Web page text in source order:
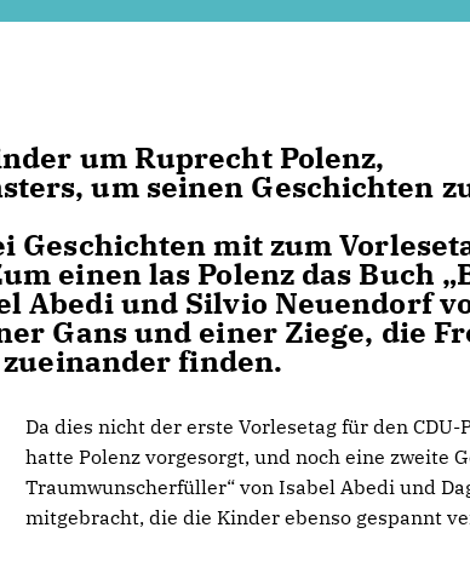
um Ruprecht Polenz,
um seinen Geschichten
Geschichten mit zum
einen las Polenz das Buch
Abedi und Silvio Neuendorf
Gans und einer Ziege, die
finden.
Da dies nicht der erste Vorlesetag für den CDU-
hatte Polenz vorgesorgt, und noch eine zweite
Traumwunscherfüller“ von Isabel Abedi und
mitgebracht, die die Kinder ebenso gespannt